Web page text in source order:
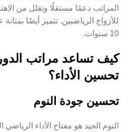
المراتب دعمًا مستقلًا وتقلل من
للأزواج الرياضيين. تتميز أيضًا
10 سنوات.
كيف تساعد مراتب
تحسين الأداء؟
تحسين جودة النوم
النوم الجيد هو مفتاح الأداء الرياضي